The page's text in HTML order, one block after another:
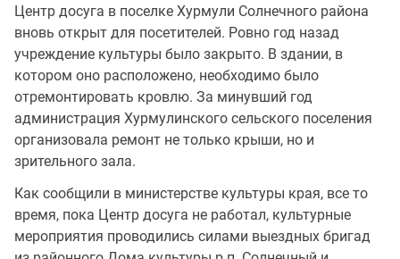
Центр досуга в поселке Хурмули Солнечного района
вновь открыт для посетителей. Ровно год назад
учреждение культуры было закрыто. В здании, в
котором оно расположено, необходимо было
отремонтировать кровлю. За минувший год
администрация Хурмулинского сельского поселения
организовала ремонт не только крыши, но и
зрительного зала.
Как сообщили в министерстве культуры края, все то
время, пока Центр досуга не работал, культурные
мероприятия проводились силами выездных бригад